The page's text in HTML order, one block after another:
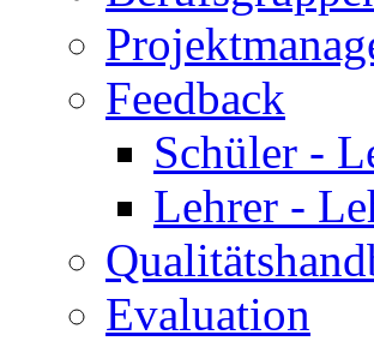
Feedback
Schüler -
Lehrer -
Evaluation